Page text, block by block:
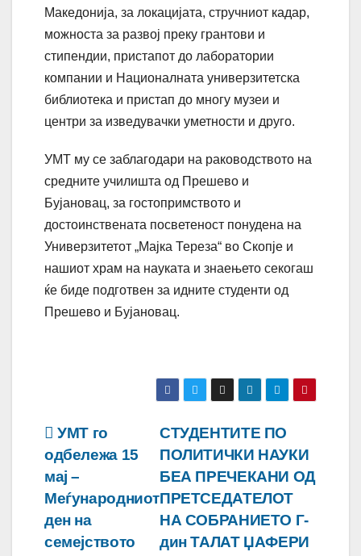
Македонија, за локацијата, стручниот кадар,
можноста за развој преку грантови и
стипендии, пристапот до лаборатории
компании и Националната универзитетска
библиотека и пристап до многу музеи и
центри за изведувачки уметности и друго.
УМТ му се заблагодари на раководството на
средните училишта од Прешево и
Бујановац, за гостопримството и
достоинствената посветеност понудена на
Универзитетот „Мајка Тереза“ во Скопје и
нашиот храм на науката и знаењето секогаш
ќе биде подготвен за идните студенти од
Прешево и Бујановац.
Навигација
на
напис
СТУДЕНТИТЕ ПО
ПОЛИТИЧКИ НАУКИ
БЕА ПРЕЧЕКАНИ ОД
ПРЕТСЕДАТЕЛОТ
НА СОБРАНИЕТО Г-
дин ТАЛАТ ЏАФЕРИ
УМТ го
одбележа 15
мај –
Меѓународниот
ден на
семејството